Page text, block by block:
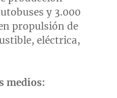
y 3.000
propulsión de
eléctrica,
medios: